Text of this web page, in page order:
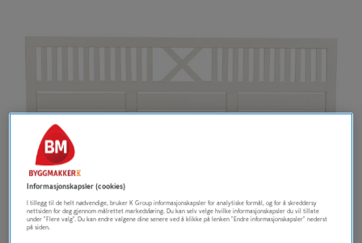
Tidligere
Informasjonskapsler (cookies)
I tillegg til de helt nødvendige, bruker K Group informasjonskapsler for analytiske formål, og for å skreddersy
nettsiden for deg gjennom målrettet markedsføring. Du kan selv velge hvilke informasjonskapsler du vil tillate
under "Flere valg". Du kan endre valgene dine senere ved å klikke på lenken "Endre informasjonskapsler" nederst
på siden.